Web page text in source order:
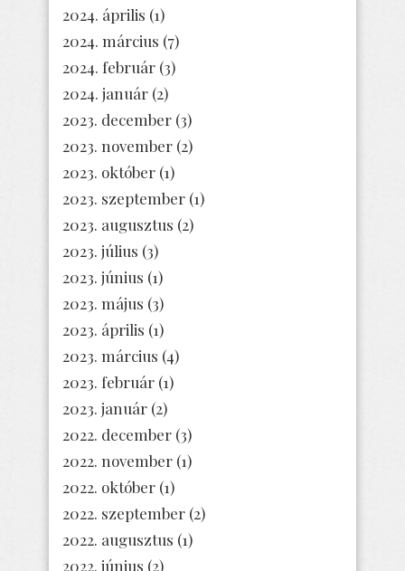
2024. április (1)
2024. március (7)
2024. február (3)
2024. január (2)
2023. december (3)
2023. november (2)
2023. október (1)
2023. szeptember (1)
2023. augusztus (2)
2023. július (3)
2023. június (1)
2023. május (3)
2023. április (1)
2023. március (4)
2023. február (1)
2023. január (2)
2022. december (3)
2022. november (1)
2022. október (1)
2022. szeptember (2)
2022. augusztus (1)
2022. június (2)